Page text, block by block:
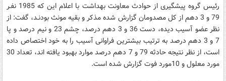
رئیس گروه پیشگیری از حوادث معاونت بهداشت با اعلام این که 1985 نفـر
79 و 3 دهم از کل مصدومان گزارش شده مذکر و بقیه مونث بودنـد، گفت: از
نظر عضو آسیب دیده، دست 36 و 3 دهم درصد، چشم 23 و نیم درصد و پا
7 و 3 دهم درصد به ترتیب بیشترین فراوانی آسیب را به خود اختصاص داده
است، از نظر نتیجه حادثه 79 و 7 دهم درصد موارد بهبود یافته اند، تعداد 30
مورد معلول و 10مورد فوت گزارش شده است.